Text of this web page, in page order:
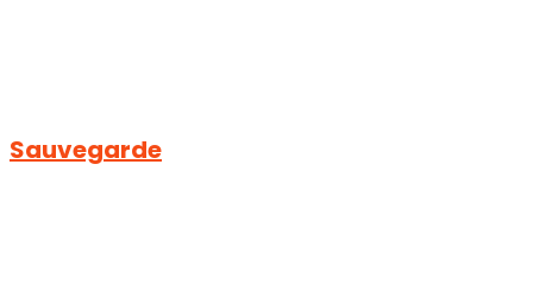
Sauvegarde